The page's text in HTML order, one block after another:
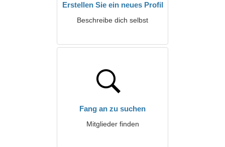
Erstellen Sie ein neues Profil
Beschreibe dich selbst
Fang an zu suchen
Mitglieder finden